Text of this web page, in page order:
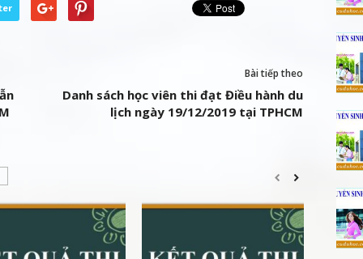
Bài tiếp theo
Danh sách học viên thi đạt Điều hành du
lịch ngày 19/12/2019 tại TPHCM